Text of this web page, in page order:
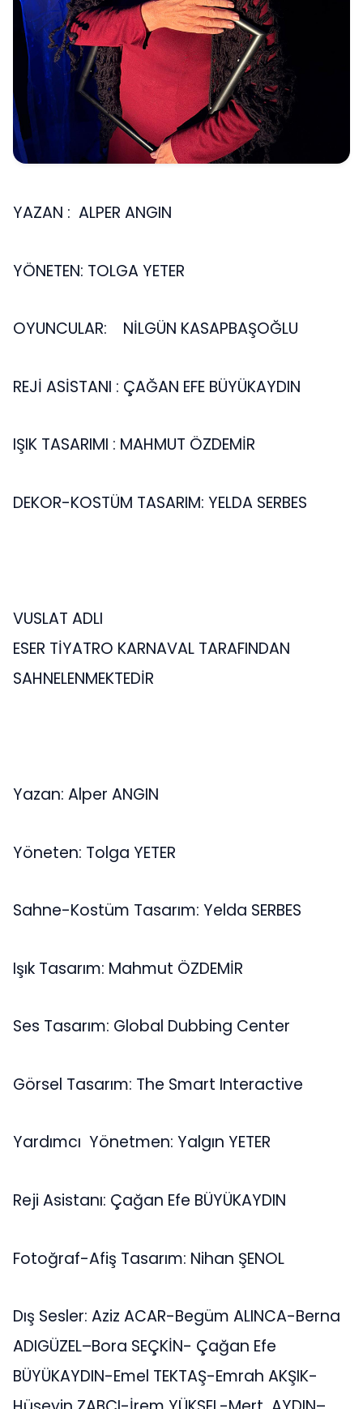
YAZAN : ALPER ANGIN
YÖNETEN: TOLGA YETER
OYUNCULAR: NİLGÜN KASAPBAŞOĞLU
REJİ ASİSTANI : ÇAĞAN EFE BÜYÜKAYDIN
IŞIK TASARIMI : MAHMUT ÖZDEMİR
DEKOR-KOSTÜM TASARIM: YELDA SERBES
VUSLAT ADLI
ESER TİYATRO KARNAVAL TARAFINDAN
SAHNELENMEKTEDİR
Yazan: Alper ANGIN
Yöneten: Tolga YETER
Sahne-Kostüm Tasarım: Yelda SERBES
Işık Tasarım: Mahmut ÖZDEMİR
Ses Tasarım: Global Dubbing Center
Görsel Tasarım: The Smart Interactive
Yardımcı Yönetmen: Yalgın YETER
Reji Asistanı: Çağan Efe BÜYÜKAYDIN
Fotoğraf-Afiş Tasarım: Nihan ŞENOL
Dış Sesler: Aziz ACAR-Begüm ALINCA-Berna
ADIGÜZEL–Bora SEÇKİN- Çağan Efe
BÜYÜKAYDIN-Emel TEKTAŞ-Emrah AKŞIK-